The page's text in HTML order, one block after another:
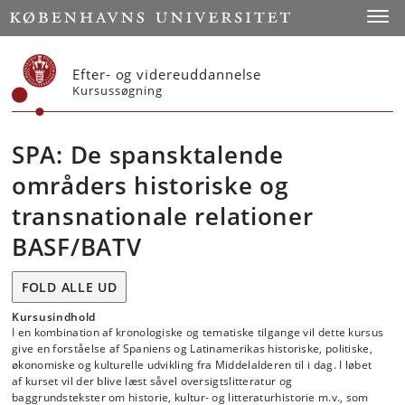
Start
Efter- og videreuddannelse
Kursussøgning
SPA: De spansktalende
områders historiske og
transnationale relationer
BASF/BATV
FOLD ALLE UD
Kursusindhold
I en kombination af kronologiske og tematiske tilgange vil dette kursus
give en forståelse af Spaniens og Latinamerikas historiske, politiske,
økonomiske og kulturelle udvikling fra Middelalderen til i dag. I løbet
af kurset vil der blive læst såvel oversigtslitteratur og
baggrundstekster om historie, kultur- og litteraturhistorie m.v., som